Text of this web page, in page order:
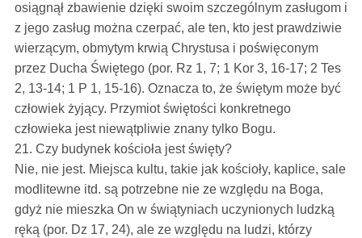
osiągnął zbawienie dzięki swoim szczególnym zasługom i
z jego zasług można czerpać, ale ten, kto jest prawdziwie
wierzącym, obmytym krwią Chrystusa i poświęconym
przez Ducha Świętego (por. Rz 1, 7; 1 Kor 3, 16-17; 2 Tes
2, 13-14; 1 P 1, 15-16). Oznacza to, że świętym może być
człowiek żyjący. Przymiot świętości konkretnego
człowieka jest niewątpliwie znany tylko Bogu.
21. Czy budynek kościoła jest święty?
Nie, nie jest. Miejsca kultu, takie jak kościoły, kaplice, sale
modlitewne itd. są potrzebne nie ze względu na Boga,
gdyż nie mieszka On w świątyniach uczynionych ludzką
ręką (por. Dz 17, 24), ale ze względu na ludzi, którzy